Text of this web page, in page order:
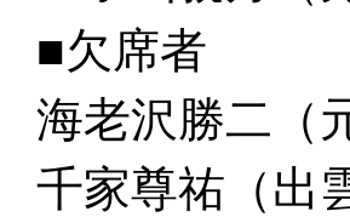
■欠席者
海老沢勝二（
千家尊祐（出